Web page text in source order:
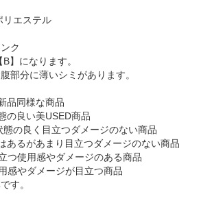
リエステル
ク
】になります。
部分に薄いシミがあります。
品同様な商品
の良い美USED商品
態の良く目立つダメージのない商品
あるがあまり目立つダメージのない商品
つ使用感やダメージのある商品
感やダメージが目立つ商品
す。